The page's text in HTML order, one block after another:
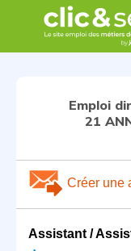
Emploi
21
Créer une
Assistant /